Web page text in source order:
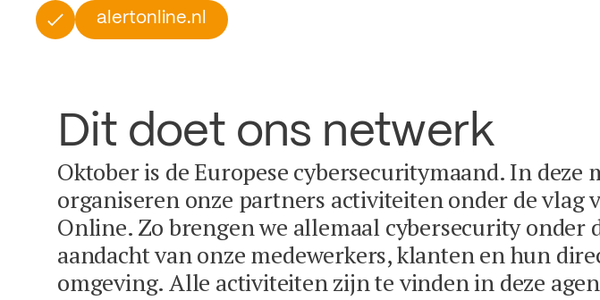
alertonline.nl
Dit doet ons netwerk
Oktober is de Europese cybersecuritymaand. In deze
organiseren onze partners activiteiten onder de vlag
Online. Zo brengen we allemaal cybersecurity onder
aandacht van onze medewerkers, klanten en hun
omgeving. Alle activiteiten zijn te vinden in deze